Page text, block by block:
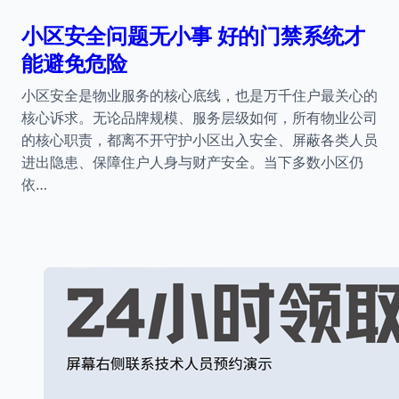
小区安全问题无小事 好的门禁系统才
能避免危险
小区安全是物业服务的核心底线，也是万千住户最关心的
核心诉求。无论品牌规模、服务层级如何，所有物业公司
的核心职责，都离不开守护小区出入安全、屏蔽各类人员
进出隐患、保障住户人身与财产安全。当下多数小区仍
依…